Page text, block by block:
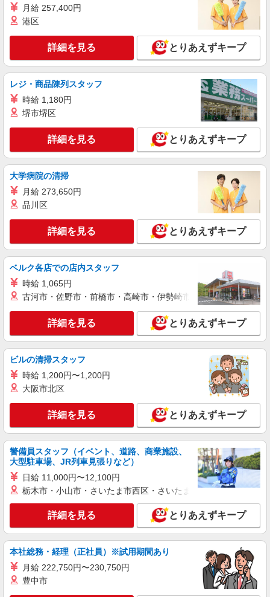
アルバイト
ファミリー食堂 山田うどん食堂 川越インター店（店舗番号239）
NEW
うどん食堂のホールスタッフ
7:15〜9:00／時給1300円 9:00〜22:00／時給
日・祝日は時給50円アップ！（9時〜22時）
ファミリー食堂 山田うどん食堂 川越インタ
ー店 （埼玉県川越市かし野台2-3-7）
キープ 詳細を見る
アルバイト パート
ファミリー食堂 山田うどん食堂 下赤坂店（店舗番号079）
NEW
ファミリー食堂 山田うどん食堂 下赤坂店
（埼玉県川越市下赤坂1805-32）
キープ
アルバイト パート
ファミリー食堂 山田うどん食堂 下赤坂店（店舗番号079）
NEW
うどん食堂のホールスタッフ
時給1150円 高校生／時給1150円 日・祝日は時
給50円アップ！（9時〜22時）
ファミリー食堂 山田うどん食堂 下赤坂店
キープ 詳細を見る
パート
株式会社HITOWA フードサービスカンパニー
福祉施設での調理員【アルバイト・パート】
時給1,300円以上 ※経験によりスタート時給は
変動します。 ※AP評価制度：あり 年1回の評価
により時給を見直します。 ※アルバイト賞与（寸
志）：あり 年2回。勤続年数により金額UP。
アズハイム上福岡 （埼玉県川越市清水町4-7）
キープ 詳細を見る
アルバイト パート
株式会社HITOWA フードサービスカンパニー
福祉施設での調理員【アルバイト・パート】
変動します。 ※AP評価制度：あり 年1回の評価
月給 257,400円
港区
詳細を見る とりあえずキープ
レジ・商品陳列スタッフ
時給 1,180円
堺市堺区
詳細を見る とりあえずキープ
大学病院の清掃
月給 273,650円
品川区
詳細を見る とりあえずキープ
ベルク各店での店内スタッフ
時給 1,065円
古河市・佐野市・前橋市・高崎市・伊勢崎市・太田市・館林市
詳細を見る とりあえずキープ
ビルの清掃スタッフ
時給 1,200円〜1,200円
大阪市北区
詳細を見る とりあえずキープ
警備員スタッフ（イベント、道路、商業施設、
大型駐車場、JR列車見張りなど）
日給 11,000円〜12,100円
栃木市・小山市・さいたま市西区・さいたま市岩槻区・久喜市・
詳細を見る とりあえずキープ
本社総務・経理（正社員）※試用期間あり
月給 222,750円〜230,750円
豊中市